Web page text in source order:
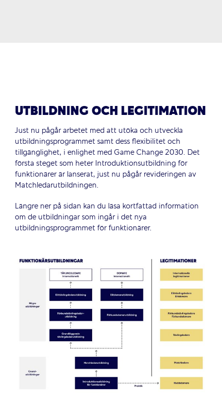
UTBILDNING OCH LEGITIMATION
Just nu pågår arbetet med att utöka och utveckla
utbildningsprogrammet samt dess flexibilitet och
tillgänglighet, i enlighet med Game Change 2030. Det
första steget som heter Introduktionsutbildning för
funktionärer är lanserat, just nu pågår revideringen av
Matchledarutbildningen.
Längre ner på sidan kan du läsa kortfattad information
om de utbildningar som ingår i det nya
utbildningsprogrammet för funktionärer.